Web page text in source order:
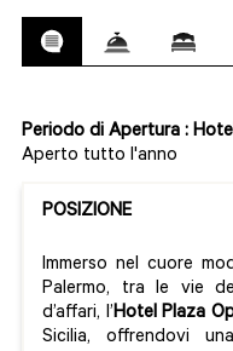
Periodo di Apertura :
Aperto tutto l'anno
POSIZIONE
Immerso nel cuore
Palermo, tra le vie
d’affari, l’Hotel Plaza
Sicilia, offrendovi